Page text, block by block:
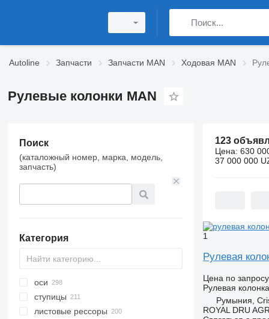
Autoline Запчасти Запчасти MAN Ходовая MAN
Рулевые колонки MAN
Поиск
(каталожный номер, марка, модель,
запчасть)
Категория
оси
ступицы
листовые рессоры
123
Цена: 630
37 000 000
1
Рулевая
Цена по запросу
Рулевая колонка
Румыния,
ROYAL DRU